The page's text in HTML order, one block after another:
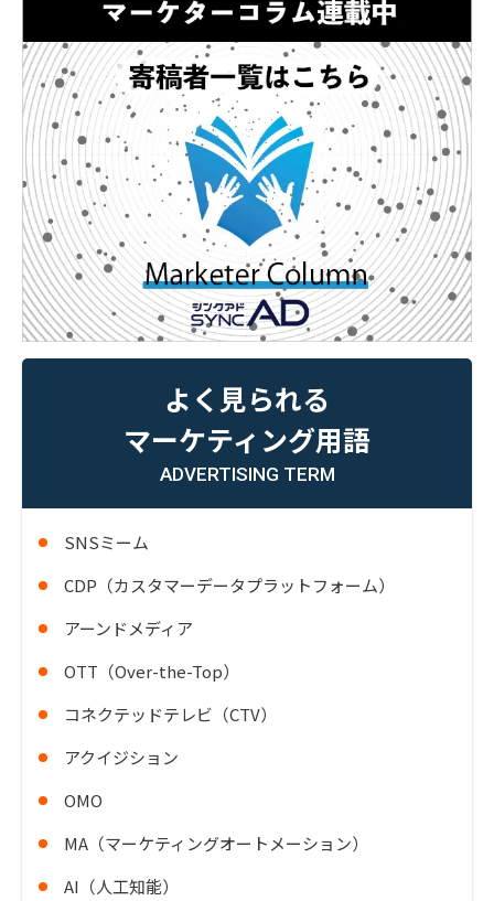
よく見られる
マーケティング用語
ADVERTISING TERM
SNSミーム
CDP（カスタマーデータプラットフォーム）
アーンドメディア
OTT（Over-the-Top）
コネクテッドテレビ（CTV）
アクイジション
OMO
MA（マーケティングオートメーション）
AI（人工知能）